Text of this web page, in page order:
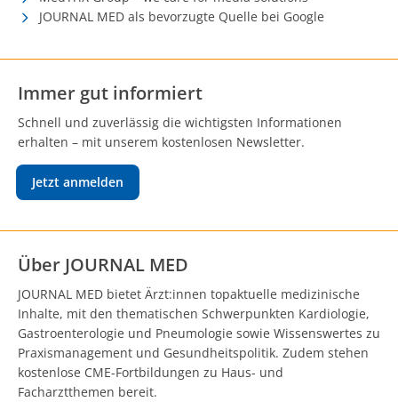
JOURNAL MED als bevorzugte Quelle bei Google
Immer gut informiert
Schnell und zuverlässig die wichtigsten Informationen
erhalten – mit unserem kostenlosen Newsletter.
Jetzt anmelden
Über JOURNAL MED
JOURNAL MED bietet Ärzt:innen topaktuelle medizinische
Inhalte, mit den thematischen Schwerpunkten Kardiologie,
Gastroenterologie und Pneumologie sowie Wissenswertes zu
Praxismanagement und Gesundheitspolitik. Zudem stehen
kostenlose CME-Fortbildungen zu Haus- und
Facharztthemen bereit.